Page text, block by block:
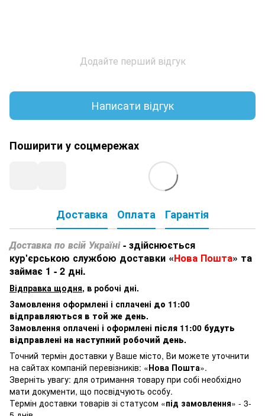
Додайте перший відгук
Написати відгук
Поширити у соцмережах
Доставка Оплата Гарантія
Доставка по всій Україні - здійснюється
кур'єрською службою доставки «Нова Пошта» та
займає 1 - 2 дні.
Відправка щодня, в робочі дні.
Замовлення оформлені і сплачені до 11:00
відправляються в той же день.
Замовлення оплачені і оформлені після 11:00 будуть
відправлені на наступний робочий день.
Точний термін доставки у Ваше місто, Ви можете уточнити
на сайтах компаній перевізників: «Нова Пошта».
Зверніть увагу: для отримання товару при собі необхідно
мати документи, що посвідчують особу.
Термін доставки товарів зі статусом «під замовлення» - 3-